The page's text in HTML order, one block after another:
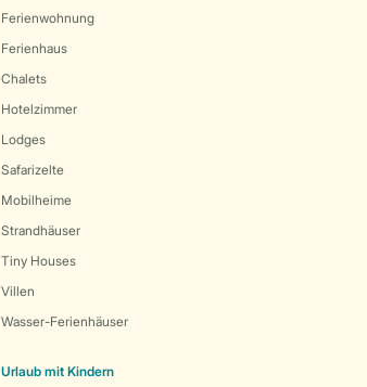
Ferienwohnung
Ferienhaus
Chalets
Hotelzimmer
Lodges
Safarizelte
Mobilheime
Strandhäuser
Tiny Houses
Villen
Wasser-Ferienhäuser
Urlaub mit Kindern